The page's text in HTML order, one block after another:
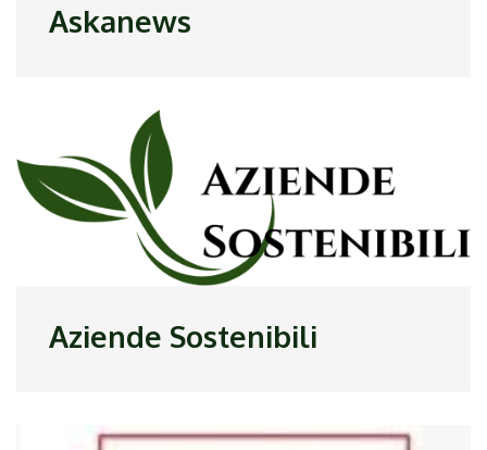
Askanews
Aziende Sostenibili